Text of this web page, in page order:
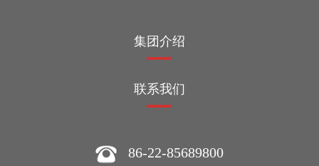
集团介绍
联系我们
86-22-85689800